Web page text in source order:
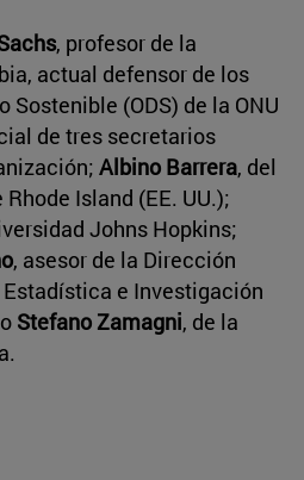
, profesor de la
actual defensor de los
Sostenible (ODS) de la ONU
de tres secretarios
Albino Barrera, del
Island (EE. UU.);
Johns Hopkins;
, asesor de la Dirección
e Investigación
Stefano Zamagni, de la